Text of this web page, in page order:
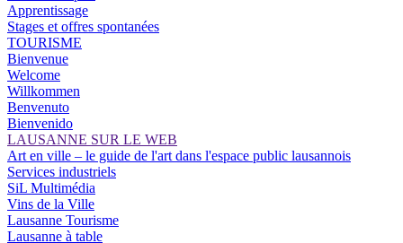
Apprentissage
Stages et offres spontanées
TOURISME
Bienvenue
Welcome
Willkommen
Benvenuto
Bienvenido
LAUSANNE SUR LE WEB
Art en ville – le guide de l'art dans l'espace public lausannois
Services industriels
SiL Multimédia
Vins de la Ville
Lausanne Tourisme
Lausanne à table